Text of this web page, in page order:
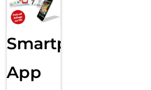
Smartphone
App